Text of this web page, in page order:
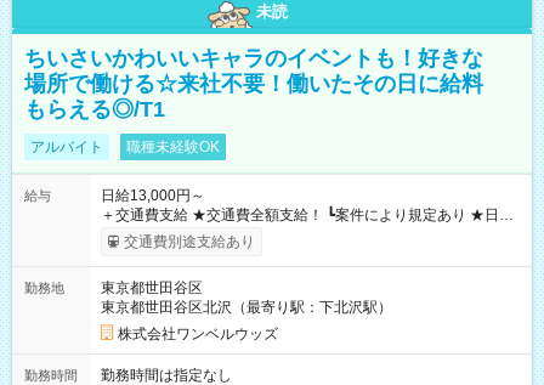
未読
ちいさいかわいいキャラのイベントも！好きな
場所で働ける☆来社不要！働いたその日に給料
もらえる◎/T1
アルバイト 職種未経験OK
給与
日給13,000円～
＋交通費支給 ★交通費全額支給！ ┗案件により規定あり ★日払
いOK！（規定あり） ┗働いたその日に現金GET♪ お仕事後はコ
ンビニATMから 日払い分を引き落とせます！ 【試用期間】試
交通費別途支給あり
勤務地
東京都世田谷区
東京都世田谷区北沢（最寄り駅：下北沢駅）
株式会社ワンベルウッズ
勤務時間
勤務時間は指定なし